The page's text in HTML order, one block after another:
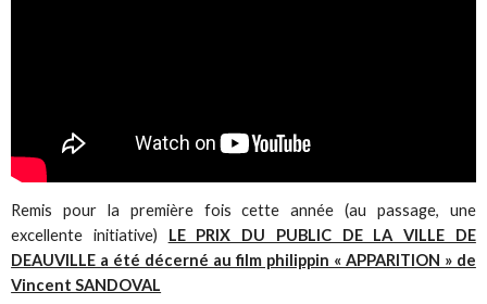
Remis pour la première fois cette année (au passage, une
excellente initiative) LE PRIX DU PUBLIC DE LA VILLE DE
DEAUVILLE a été décerné au film philippin « APPARITION » de
Vincent SANDOVAL